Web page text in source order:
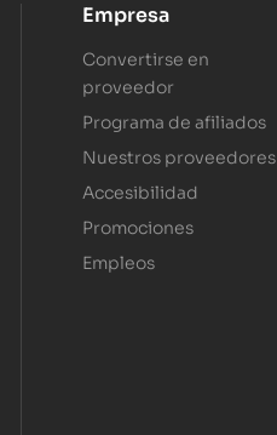
Empresa
Convertirse en
proveedor
Programa de afiliados
Nuestros proveedores
Accesibilidad
Promociones
Empleos